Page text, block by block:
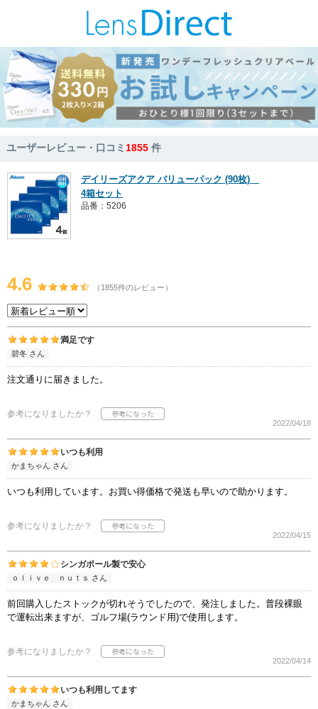
ユーザーレビュー・口コミ1855 件
デイリーズアクア バリューパック (90枚)
4箱セット
品番：5206
4.6 （1855件のレビュー）
満足です
碧冬 さん
注文通りに届きました。
参考になりましたか？
2022/04/18
いつも利用
かまちゃん さん
いつも利用しています。お買い得価格で発送も早いので助かります。
参考になりましたか？
2022/04/15
シンガポール製で安心
ｏｌｉｖｅ ｎｕｔｓ さん
前回購入したストックが切れそうでしたので、発注しました。普段裸眼
で運転出来ますが、ゴルフ場(ラウンド用)で使用します。
参考になりましたか？
2022/04/14
いつも利用してます
かまちゃん さん